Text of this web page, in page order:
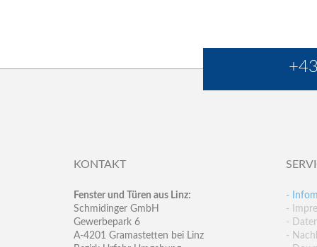
KONTAKT
Fenster und Türen aus Linz:
Schmidinger GmbH
Gewerbepark 6
A-4201 Gramastetten bei Linz
-
-
-
-